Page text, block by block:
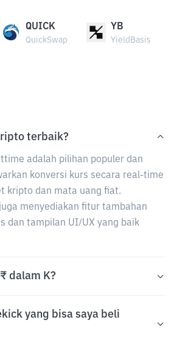
QUICK
QuickSwap
YB
YieldBasis
terbaik?
adalah pilihan populer dan
konversi kurs secara real-time
kripto dan mata uang fiat.
menyediakan fitur tambahan
dan tampilan UI/UX yang baik
dalam K?
yang bisa saya beli